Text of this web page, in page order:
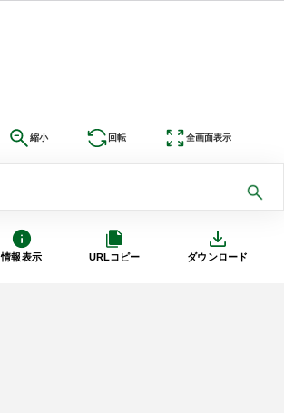
情報表示 URLコピー ダウンロード
縮小 回転 全画面表示